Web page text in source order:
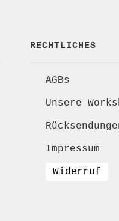
RECHTLICHES
AGBs
Unsere
Impressum
Widerruf